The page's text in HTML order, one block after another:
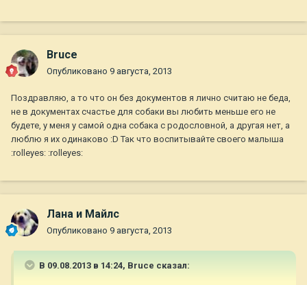
Bruce
Опубликовано 9 августа, 2013
Поздравляю, а то что он без документов я лично считаю не беда,
не в документах счастье для собаки вы любить меньше его не
будете, у меня у самой одна собака с родословной, а другая нет, а
люблю я их одинаково :D Так что воспитывайте своего малыша
:rolleyes: :rolleyes:
Лана и Майлс
Опубликовано 9 августа, 2013
В 09.08.2013 в 14:24, Bruce сказал: